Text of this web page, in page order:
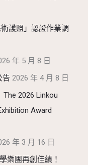
護照」認證作業調
年 5 月 8 日
告 2026 年 4 月 8 日
The 2026 Linkou
Award
年 3 月 16 日
樂團再創佳績！